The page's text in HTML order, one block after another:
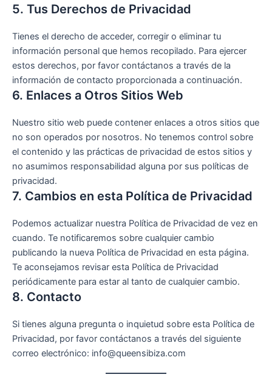
5. Tus Derechos de Privacidad
Tienes el derecho de acceder, corregir o eliminar tu
información personal que hemos recopilado. Para ejercer
estos derechos, por favor contáctanos a través de la
información de contacto proporcionada a continuación.
6. Enlaces a Otros Sitios Web
Nuestro sitio web puede contener enlaces a otros sitios que
no son operados por nosotros. No tenemos control sobre
el contenido y las prácticas de privacidad de estos sitios y
no asumimos responsabilidad alguna por sus políticas de
privacidad.
7. Cambios en esta Política de Privacidad
Podemos actualizar nuestra Política de Privacidad de vez en
cuando. Te notificaremos sobre cualquier cambio
publicando la nueva Política de Privacidad en esta página.
Te aconsejamos revisar esta Política de Privacidad
periódicamente para estar al tanto de cualquier cambio.
8. Contacto
Si tienes alguna pregunta o inquietud sobre esta Política de
Privacidad, por favor contáctanos a través del siguiente
correo electrónico: info@queensibiza.com